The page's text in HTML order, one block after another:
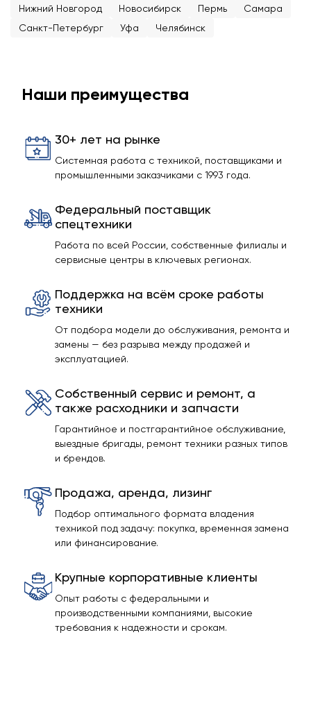
Нижний Новгород Новосибирск Пермь
Самара
Санкт-Петербург
Уфа Челябинск
Наши преимущества
30+ лет на рынке
Системная работа с техникой, поставщиками и
промышленными заказчиками с 1993 года.
Федеральный поставщик
спецтехники
Работа по всей России, собственные филиалы и
сервисные центры в ключевых регионах.
Поддержка на всём сроке работы
техники
От подбора модели до обслуживания, ремонта и
замены — без разрыва между продажей и
эксплуатацией.
Собственный сервис и ремонт, а
также расходники и запчасти
Гарантийное и постгарантийное обслуживание,
выездные бригады, ремонт техники разных типов
и брендов.
Продажа, аренда, лизинг
Подбор оптимального формата владения
техникой под задачу: покупка, временная замена
или финансирование.
Крупные корпоративные клиенты
Опыт работы с федеральными и
производственными компаниями, высокие
требования к надежности и срокам.